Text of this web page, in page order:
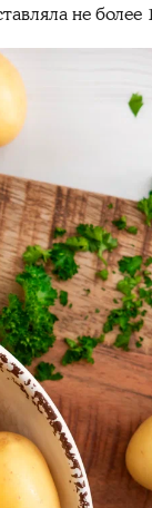
не более